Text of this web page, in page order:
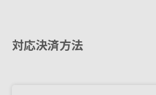
対応決済方法